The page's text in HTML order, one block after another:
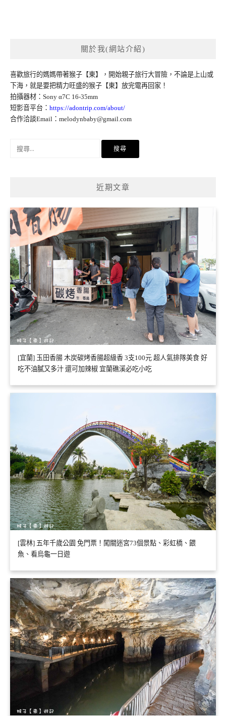
關於我(網站介紹)
喜歡旅行的媽媽帶著猴子【東】，開始親子旅行大冒險，不論是上山或
下海，就是要把精力旺盛的猴子【東】放完電再回家！
拍攝器材：Sony α7C 16-35mm
短影音平台： https://adontrip.com/about/
合作洽談Email： melodynbaby@gmail.com
近期文章
[宜蘭] 玉田香腸 木炭碳烤香腸超級香 3支100元 超人氣排隊美食 好
吃不油膩又多汁 還可加辣椒 宜蘭礁溪必吃小吃
[雲林] 五年千歲公園 免門票！闖關迷宮73個景點、彩虹橋、餵
魚、看烏龜一日遊